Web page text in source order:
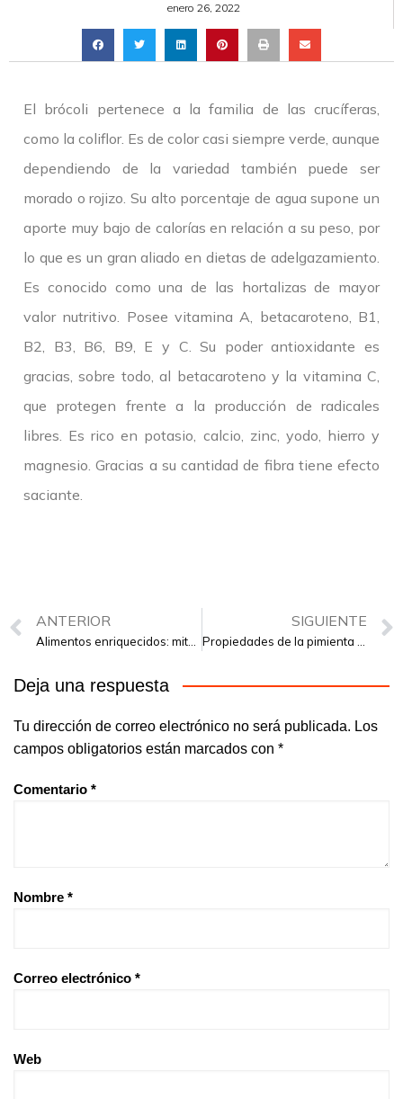
enero 26, 2022
El brócoli pertenece a la familia de las crucíferas,
como la coliflor. Es de color casi siempre verde, aunque
dependiendo de la variedad también puede ser
morado o rojizo. Su alto porcentaje de agua supone un
aporte muy bajo de calorías en relación a su peso, por
lo que es un gran aliado en dietas de adelgazamiento.
Es conocido como una de las hortalizas de mayor
valor nutritivo. Posee vitamina A, betacaroteno, B1,
B2, B3, B6, B9, E y C. Su poder antioxidante es
gracias, sobre todo, al betacaroteno y la vitamina C,
que protegen frente a la producción de radicales
libres. Es rico en potasio, calcio, zinc, yodo, hierro y
magnesio. Gracias a su cantidad de fibra tiene efecto
saciante.
ANTERIOR SIGUIENTE
Deja una respuesta
Tu dirección de correo electrónico no será publicada. Los
campos obligatorios están marcados con *
Comentario *
Nombre *
Correo electrónico *
Web